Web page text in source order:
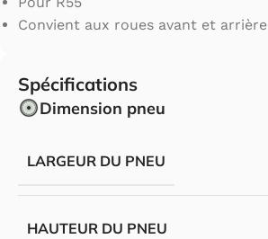
Convient aux roues avant et arrière
Spécifications
Dimension pneu
LARGEUR DU PNEU
HAUTEUR DU PNEU